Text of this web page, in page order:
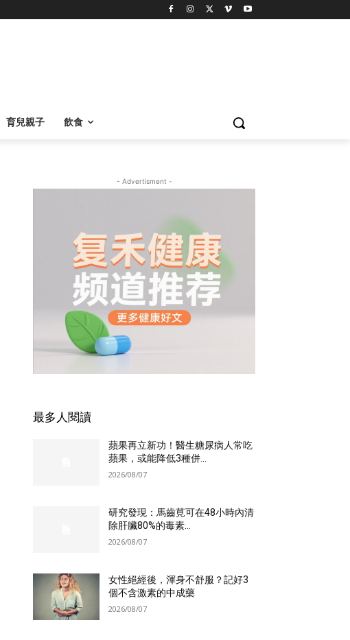
育兒親子 飲食
- Advertisment -
最多人閱讀
蘋果再立新功！醫生糖尿病人常吃
蘋果，或能降低3種併...
2026/08/07
研究發現：馬齒莧可在48小時內清
除肝臟80%的毒素...
2026/08/07
女性絕經後，渾身不舒服？記好3
個不含激素的中成藥
2026/08/07